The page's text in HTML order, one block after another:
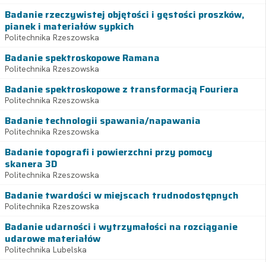
Badanie rzeczywistej objętości i gęstości proszków,
pianek i materiałów sypkich
Politechnika Rzeszowska
Badanie spektroskopowe Ramana
Politechnika Rzeszowska
Badanie spektroskopowe z transformacją Fouriera
Politechnika Rzeszowska
Badanie technologii spawania/napawania
Politechnika Rzeszowska
Badanie topografi i powierzchni przy pomocy
skanera 3D
Politechnika Rzeszowska
Badanie twardości w miejscach trudnodostępnych
Politechnika Rzeszowska
Badanie udarności i wytrzymałości na rozciąganie
udarowe materiałów
Politechnika Lubelska